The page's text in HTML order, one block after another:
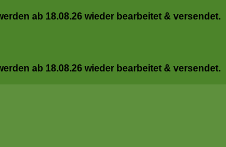
ab 18.08.26 wieder bearbeitet & versendet.
ab 18.08.26 wieder bearbeitet & versendet.